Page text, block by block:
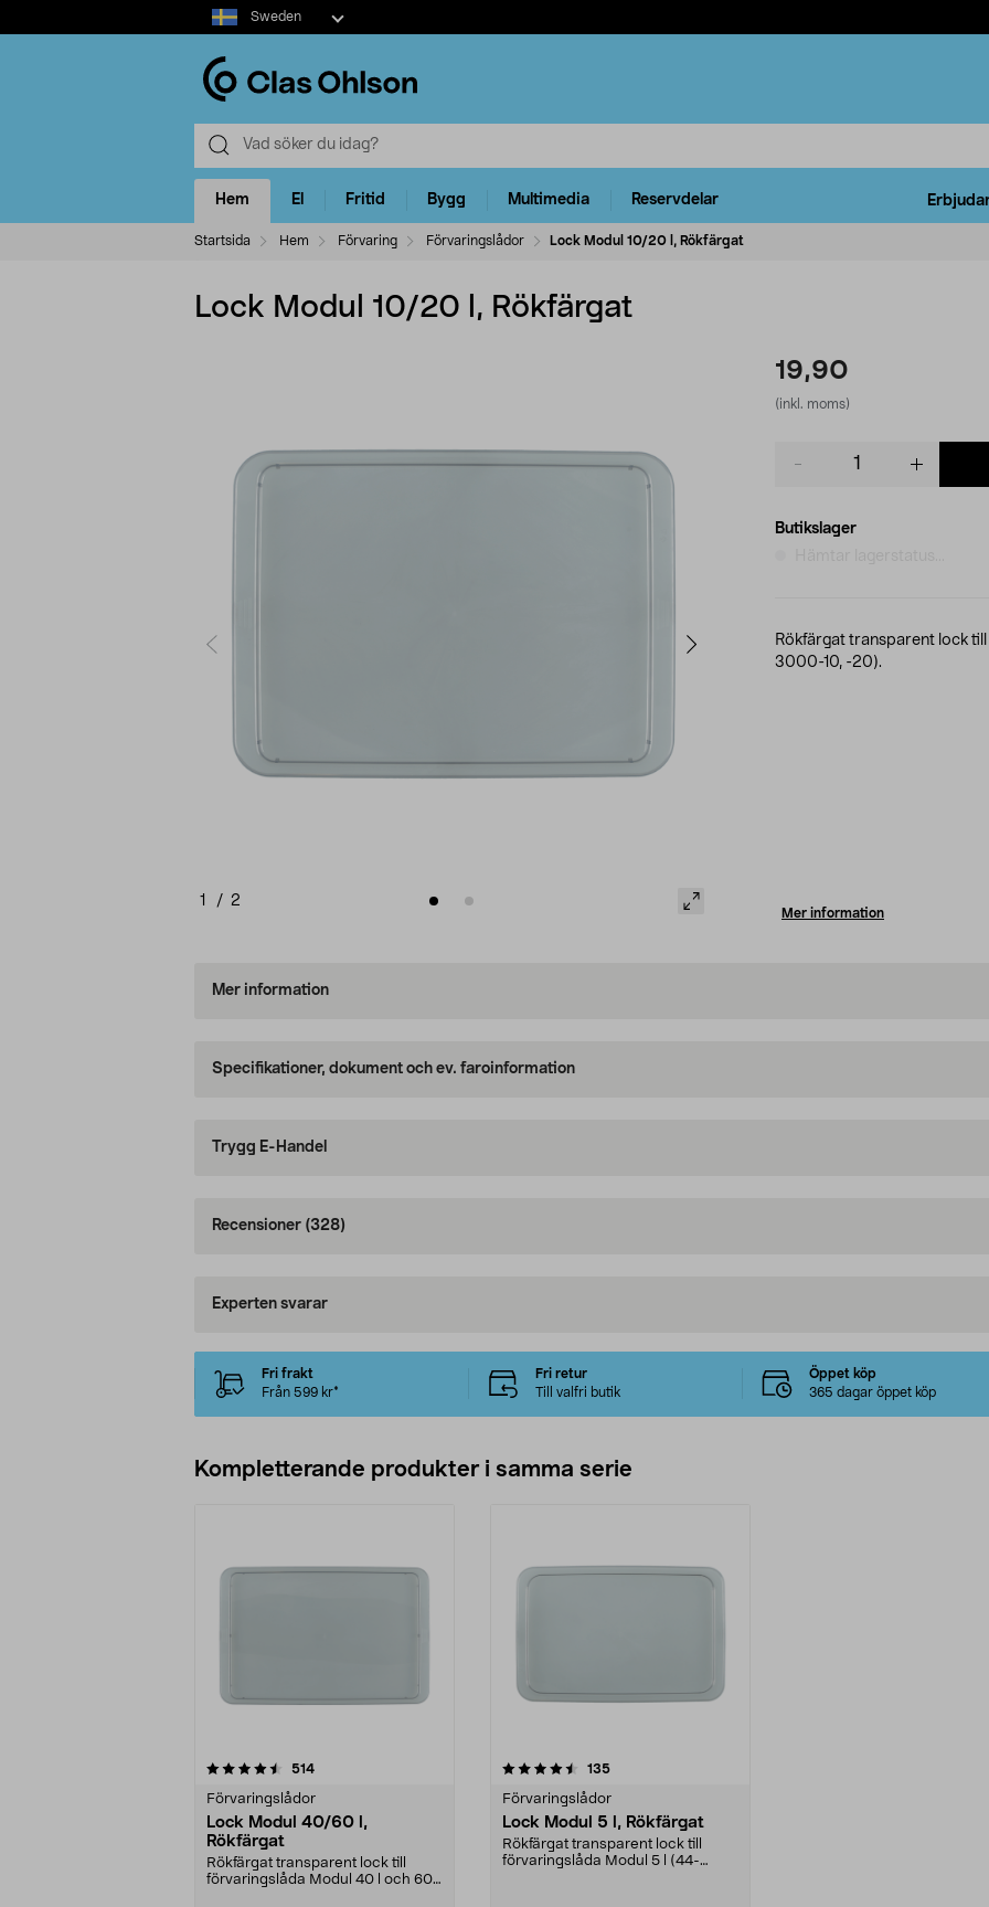
Select
market
Sweden
Hem El Fritid Bygg Multimedia Reservdelar
Startsida Hem Förvaring Förvaringslådor Lock Modul 10/20 l, Rökfärgat
Lock Modul 10/20 l, Rökfärgat
1 / 2
19,90
(inkl. moms)
Butikslager
Rökfärgat transparent lock
3000-10, -20).
Mer information
Mer information
Specifikationer, dokument och ev. faroinformation
Trygg E-Handel
Recensioner (328)
Experten svarar
Fri frakt
Från 599 kr*
Fri retur
Till valfri butik
Öppet köp
365 dagar öppet köp
Kompletterande produkter i samma serie
514recensioner
Förvaringslådor
Lock Modul 40/60 l,
Rökfärgat
Rökfärgat transparent lock till
förvaringslåda Modul 40 l och 60 l
4.5av 5 stjärnor 135recensioner
Förvaringslådor
Lock Modul 5 l, Rökfärgat
Rökfärgat transparent lock till
förvaringslåda Modul 5 l (44-